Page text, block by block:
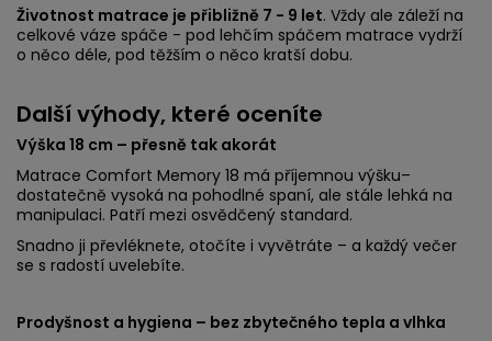
Životnost matrace je přibližně 7 - 9 let. Vždy ale záleží na
celkové váze spáče - pod lehčím spáčem matrace vydrží
o něco déle, pod těžším o něco kratší dobu.
Další výhody, které oceníte
Výška 18 cm – přesně tak akorát
Matrace Comfort Memory 18 má příjemnou výšku–
dostatečně vysoká na pohodlné spaní, ale stále lehká na
manipulaci. Patří mezi osvědčený standard.
Snadno ji převléknete, otočíte i vyvětráte – a každý večer
se s radostí uvelebíte.
Prodyšnost a hygiena – bez zbytečného tepla a vlhka